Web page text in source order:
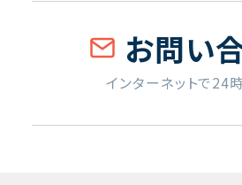
お問い
インターネットで24